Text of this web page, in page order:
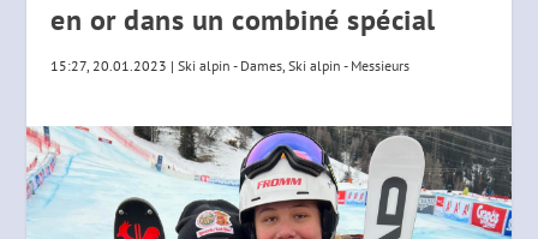
en or dans un combiné spécial
15:27, 20.01.2023 |Ski alpin - Dames,Ski alpin - Messieurs